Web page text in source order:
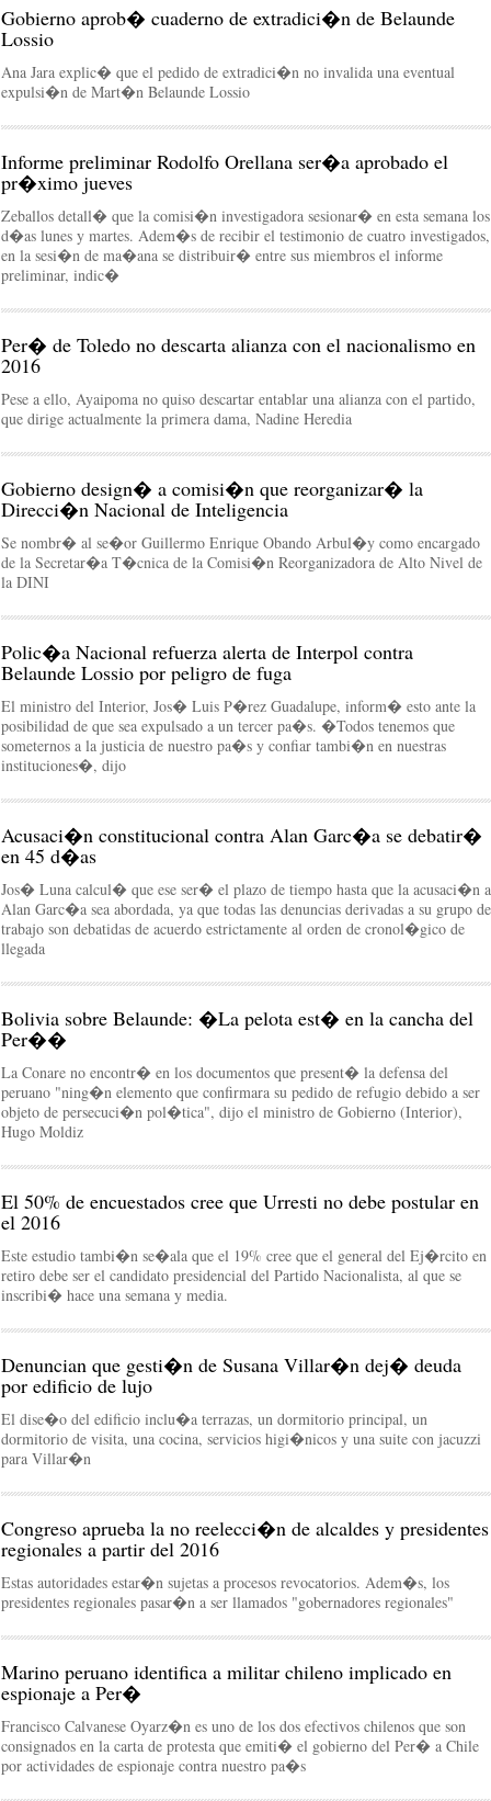
Gobierno aprob� cuaderno de extradici�n de Belaunde
Lossio
Ana Jara explic� que el pedido de extradici�n no invalida una eventual
expulsi�n de Mart�n Belaunde Lossio
Informe preliminar Rodolfo Orellana ser�a aprobado el
pr�ximo jueves
Zeballos detall� que la comisi�n investigadora sesionar� en esta semana los
d�as lunes y martes. Adem�s de recibir el testimonio de cuatro investigados,
en la sesi�n de ma�ana se distribuir� entre sus miembros el informe
preliminar, indic�
Per� de Toledo no descarta alianza con el nacionalismo en
2016
Pese a ello, Ayaipoma no quiso descartar entablar una alianza con el partido,
que dirige actualmente la primera dama, Nadine Heredia
Gobierno design� a comisi�n que reorganizar� la
Direcci�n Nacional de Inteligencia
Se nombr� al se�or Guillermo Enrique Obando Arbul�y como encargado
de la Secretar�a T�cnica de la Comisi�n Reorganizadora de Alto Nivel de
la DINI
Polic�a Nacional refuerza alerta de Interpol contra
Belaunde Lossio por peligro de fuga
El ministro del Interior, Jos� Luis P�rez Guadalupe, inform� esto ante la
posibilidad de que sea expulsado a un tercer pa�s. �Todos tenemos que
someternos a la justicia de nuestro pa�s y confiar tambi�n en nuestras
instituciones�, dijo
Acusaci�n constitucional contra Alan Garc�a se debatir�
en 45 d�as
Jos� Luna calcul� que ese ser� el plazo de tiempo hasta que la acusaci�n a
Alan Garc�a sea abordada, ya que todas las denuncias derivadas a su grupo de
trabajo son debatidas de acuerdo estrictamente al orden de cronol�gico de
llegada
Bolivia sobre Belaunde: �La pelota est� en la cancha del
Per��
La Conare no encontr� en los documentos que present� la defensa del
peruano "ning�n elemento que confirmara su pedido de refugio debido a ser
objeto de persecuci�n pol�tica", dijo el ministro de Gobierno (Interior),
Hugo Moldiz
El 50% de encuestados cree que Urresti no debe postular en
el 2016
Este estudio tambi�n se�ala que el 19% cree que el general del Ej�rcito en
retiro debe ser el candidato presidencial del Partido Nacionalista, al que se
inscribi� hace una semana y media.
Denuncian que gesti�n de Susana Villar�n dej� deuda
por edificio de lujo
El dise�o del edificio inclu�a terrazas, un dormitorio principal, un
dormitorio de visita, una cocina, servicios higi�nicos y una suite con jacuzzi
para Villar�n
Congreso aprueba la no reelecci�n de alcaldes y presidentes
regionales a partir del 2016
Estas autoridades estar�n sujetas a procesos revocatorios. Adem�s, los
presidentes regionales pasar�n a ser llamados "gobernadores regionales"
Marino peruano identifica a militar chileno implicado en
espionaje a Per�
Francisco Calvanese Oyarz�n es uno de los dos efectivos chilenos que son
consignados en la carta de protesta que emiti� el gobierno del Per� a Chile
por actividades de espionaje contra nuestro pa�s